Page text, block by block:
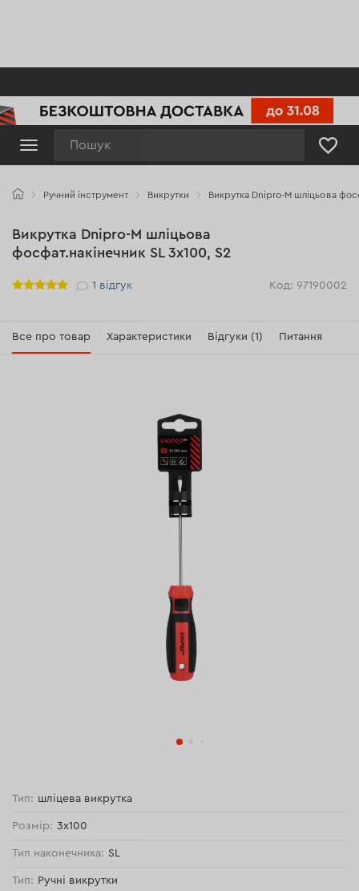
Ручний інструмент Викрутки Викрутка Dnipro-M шліцьова
Викрутка Dnipro-M шліцьова
фосфат.накінечник SL 3х100, S2
Рейтинг 1 відгук Код: 97190002
Все про товар Характеристики Відгуки (1) Питання
Тип: шліцева викрутка
Розмір: 3x100
Тип наконечника: SL
Тип: Ручні викрутки